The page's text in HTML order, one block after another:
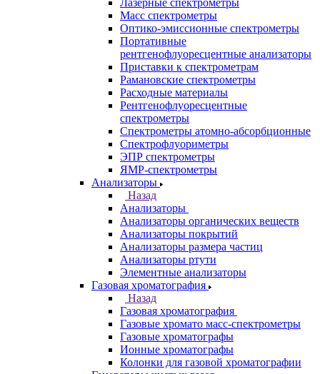
Назад
Аналитическое оборудование
Спектрометры
Назад
Спектрометры
Автоматические Дозаторы
Атомно-Эмиссионные спектрометры
ВИД спектрофотометры
Дополнительное оборудование для
ААС
ИК-Фурье спектрометры
Инфракрасные микроскопы
Лазерные спектрометры
Масс спектрометры
Оптико-эмиссионные спектрометры
Портативные
рентгенофлуоресцентные анализаторы
Приставки к спектрометрам
Рамановские спектрометры
Расходные материалы
Рентгенофлуоресцентные
спектрометры
Спектрометры атомно-абсорбционные
Спектрофлуориметры
ЭПР спектрометры
ЯМР-спектрометры
Анализаторы
Назад
Анализаторы